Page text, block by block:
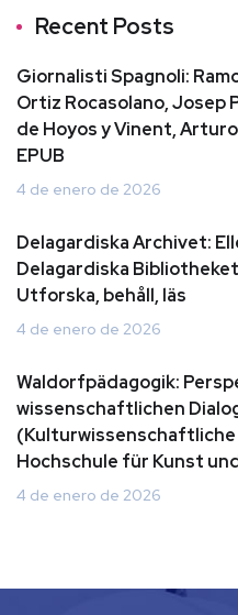
Recent Posts
Giornalisti Spagnoli:
Ortiz Rocasolano, Josep
de Hoyos y Vinent,
EPUB
4 de enero de 2026
Delagardiska Archivet:
Delagardiska
Utforska, behåll, läs
4 de enero de 2026
Waldorfpädagogik:
wissenschaftlichen
(Kulturwissenschaftliche
Hochschule für Kunst
4 de enero de 2026